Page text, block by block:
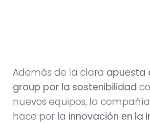
Además de la clara apuesta
group por la sostenibilidad
nuevos equipos, la
hace por la innovación en la